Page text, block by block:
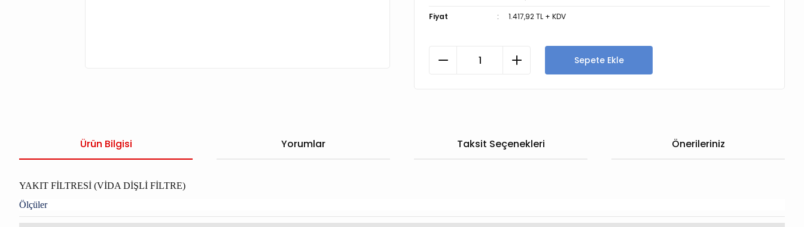
Fiyat 1.417,92 TL + KDV
Sepete Ekle
Ürün Bilgisi Yorumlar Taksit Seçenekleri Önerileriniz
YAKIT FİLTRESİ (VİDA DİŞLİ FİLTRE)
Ölçüler